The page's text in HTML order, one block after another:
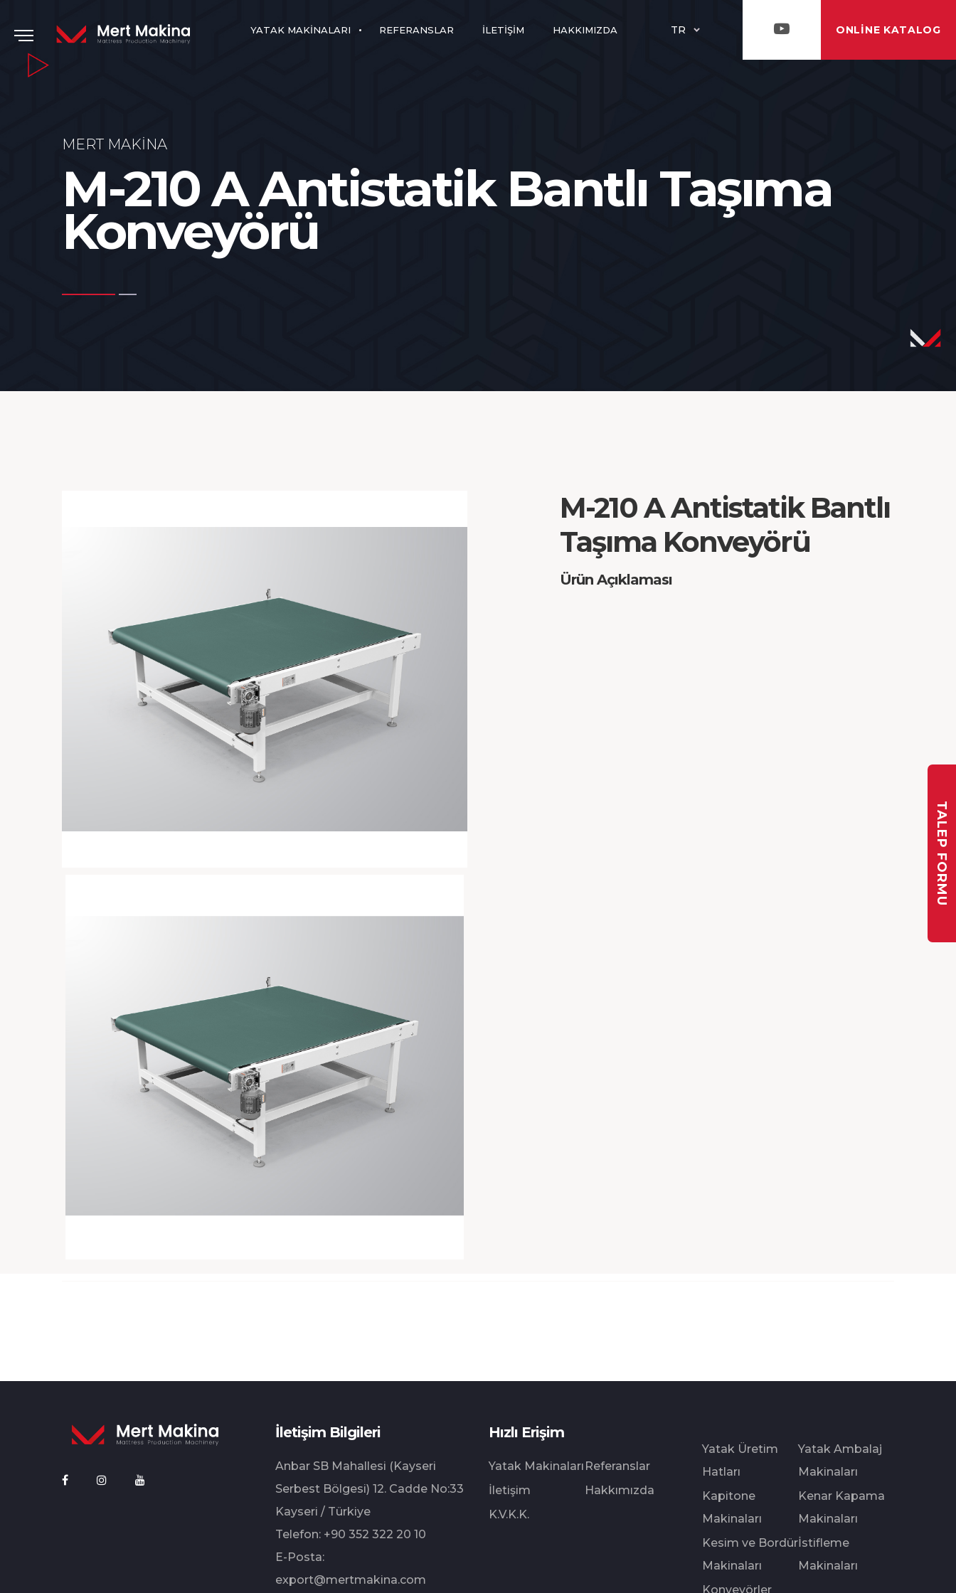
TALEP FORMU
YATAK MAKINALARI REFERANSLAR İLETIŞIM HAKKIMIZDA TR ONLINE KATALOG
MERT MAKINA
M-210 A Antistatik Bantlı Taşıma
Konveyörü
M-210 A Antistatik Bantlı
Taşıma Konveyörü
Ürün Açıklaması
İletişim Bilgileri
Anbar SB Mahallesi (Kayseri
Serbest Bölgesi) 12.⁠ ⁠Cadde No:33
Kayseri / Türkiye
Telefon: +90 352 322 20 10
E-Posta:
export@mertmakina.com
Hızlı Erişim
Yatak Makinaları Referanslar
İletişim
Hakkımızda
K.V.K.K.
Yatak Üretim
Hatları
Yatak Ambalaj
Makinaları
Kapitone
Makinaları
Kenar Kapama
Makinaları
Kesim ve Bordür
Makinaları
İstifleme
Makinaları
Konveyörler